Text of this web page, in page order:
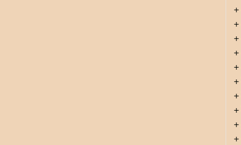
+
+
+
+
+
+
+
+
+
+